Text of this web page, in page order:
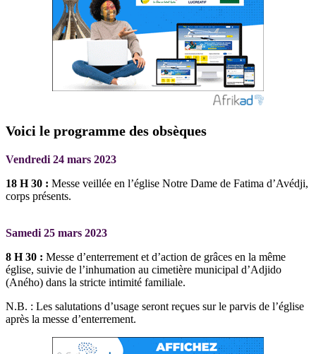
Voici le programme des obsèques
Vendredi 24 mars 2023
18 H 30 : Messe veillée en l’église Notre Dame de Fatima d’Avédji,
corps présents.
Samedi 25 mars 2023
8 H 30 : Messe d’enterrement et d’action de grâces en la même
église, suivie de l’inhumation au cimetière municipal d’Adjido
(Aného) dans la stricte intimité familiale.
N.B. : Les salutations d’usage seront reçues sur le parvis de l’église
après la messe d’enterrement.